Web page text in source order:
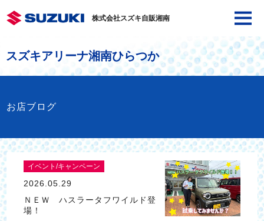
株式会社スズキ自販湘南
スズキアリーナ湘南ひらつか
お店ブログ
イベント/キャンペーン
2026.05.29
ＮＥＷ ハスラータフワイルド登
場！